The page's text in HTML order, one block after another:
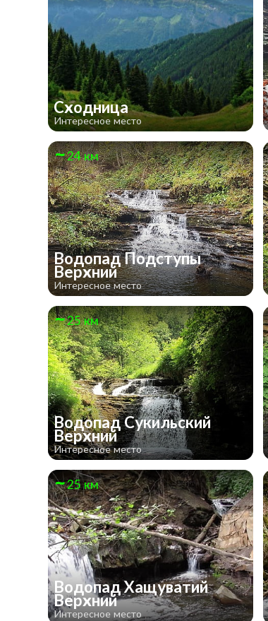
Сходница
Интересное место
24 км
Водопад Подступы
Верхний
Интересное место
25 км
Водопад Сукильский
Верхний
Интересное место
25 км
Водопад Хащуватий
Верхний
Интересное место